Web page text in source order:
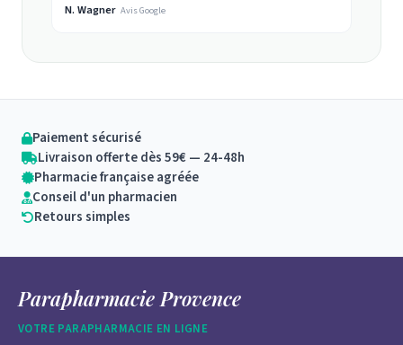
N. Wagner Avis Google
Paiement sécurisé
Livraison offerte dès 59€ — 24-48h
Pharmacie française agréée
Conseil d'un pharmacien
Retours simples
Parapharmacie Provence
VOTRE PARAPHARMACIE EN LIGNE